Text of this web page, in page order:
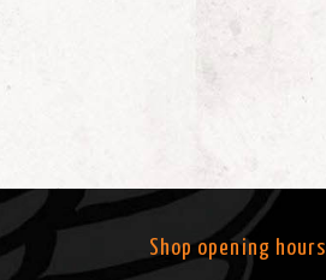
Shop opening hours